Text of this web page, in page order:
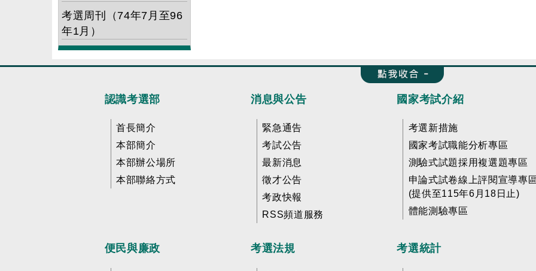
考選周刊（74年7月至96
年1月）
收合 FatFooter
認識考選部
首長簡介
本部簡介
本部辦公場所
本部聯絡方式
消息與公告
緊急通告
考試公告
最新消息
徵才公告
考政快報
RSS頻道服務
國家考試介紹
考選新措施
國家考試職能分析專區
測驗式試題採用複選題專區
申論式試卷線上評閱宣導專
(提供至115年6月18日止)
體能測驗專區
便民與廉政 考選法規 考選統計